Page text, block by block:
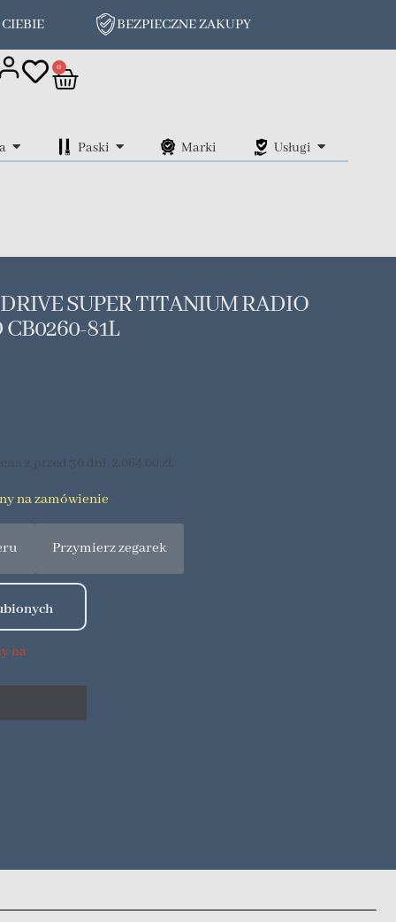
BEZPIECZNE ZAKUPY
0
Paski Marki Usługi
SUPER TITANIUM RADIO
81L
z przed 30 dni: 2,064.00 zł.
na zamówienie
Przymierz zegarek
na